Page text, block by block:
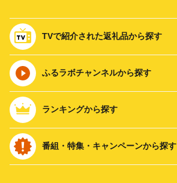
TVで紹介された返礼品から探す
ふるラボチャンネルから探す
ランキングから探す
番組・特集・キャンペーンから探す